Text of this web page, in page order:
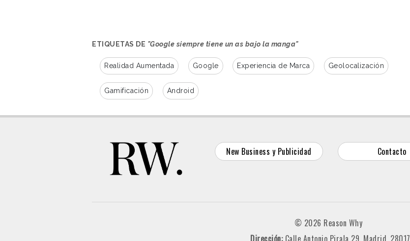
ETIQUETAS DE "Google siempre tiene un as bajo la manga"
Realidad Aumentada Google Experiencia de Marca Geolocalización
Gamificación Android
New Business y Publicidad Contacto
© 2026 Reason Why
Dirección: Calle Antonio Pirala 29. Madrid, 28017